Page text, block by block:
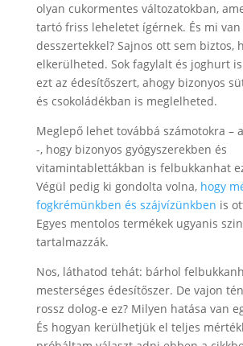
olyan cukormentes változatokban,
tartó friss leheletet ígérnek. És mi van
desszertekkel? Sajnos ott sem biztos,
elkerülheted. Sok fagylalt és joghurt
ezt az édesítőszert, ahogy bizonyos
és csokoládékban is meglelheted.
Meglepő lehet továbbá számotokra –
-, hogy bizonyos gyógyszerekben és
vitamintablettákban is felbukkanhat
Végül pedig ki gondolta volna, hogy
fogkrémünkben és szájvízünkben is
Egyes mentolos termékek ugyanis
tartalmazzák.
Nos, láthatod tehát: bárhol
mesterséges édesítőszer. De vajon
rossz dolog-e ez? Milyen hatása van
És hogyan kerülhetjük el teljes